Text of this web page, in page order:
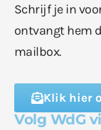
Schrijf je in
ontvangt hem
mailbox.
Klik hier
Volg WdG